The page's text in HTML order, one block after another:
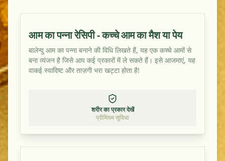
आम का पन्ना रेसिपी - कच्चे आम का मैश या पेय
बालेन्दु आम का पन्ना बनाने की विधि लिखते हैं, यह एक कच्चे आमों से
बना व्यंजन है जिसे आप कई प्रकारों में ले सकते हैं। इसे आजमाएं, यह
वाकई स्वादिष्ट और ताज़गी भरा खट्टा होता है!
शरीर का प्रकार देखें
प्रीमियम सुविधा